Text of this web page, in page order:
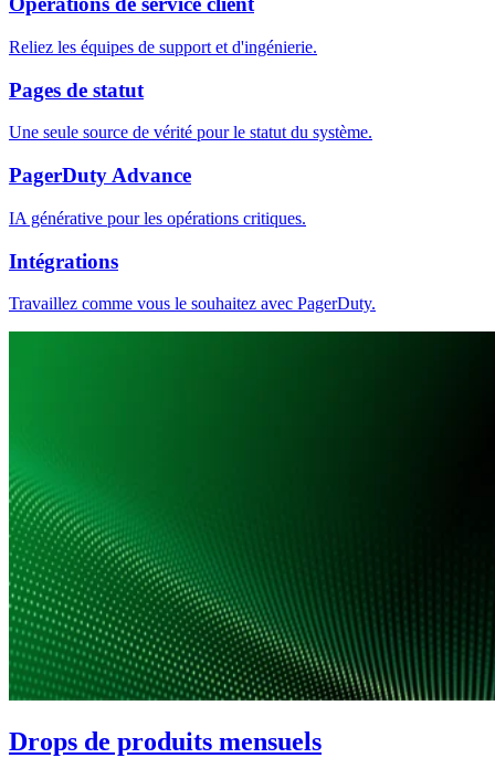
Reliez les équipes de support et d'ingénierie.
Pages de statut
Une seule source de vérité pour le statut du système.
PagerDuty Advance
IA générative pour les opérations critiques.
Intégrations
Travaillez comme vous le souhaitez avec PagerDuty.
Drops de produits mensuels